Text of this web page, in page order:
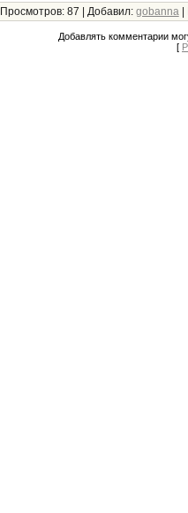
Просмотров: 87 | Добавил: gobanna |
Добавлять комментарии
[